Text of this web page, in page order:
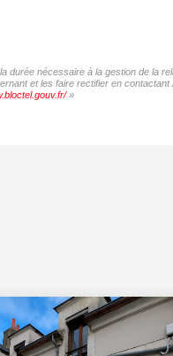
durée nécessaire à la gestion de la
et les faire rectifier en contactant
»